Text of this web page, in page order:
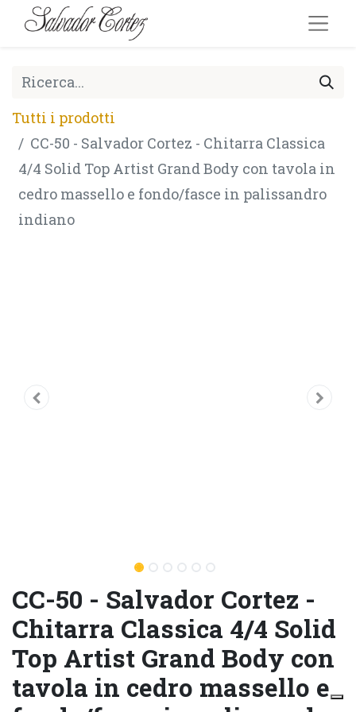
Tutti i prodotti
CC-50 - Salvador Cortez - Chitarra Classica
4/4 Solid Top Artist Grand Body con tavola in
cedro massello e fondo/fasce in palissandro
indiano
CC-50 - Salvador Cortez -
Chitarra Classica 4/4 Solid
Top Artist Grand Body con
tavola in cedro massello e